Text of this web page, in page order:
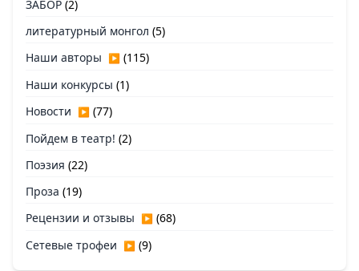
ЗАБОР (2)
литературный монгол (5)
Наши авторы ▶ (115)
Наши конкурсы (1)
Новости ▶ (77)
Пойдем в театр! (2)
Поэзия (22)
Проза (19)
Рецензии и отзывы ▶ (68)
Сетевые трофеи ▶ (9)